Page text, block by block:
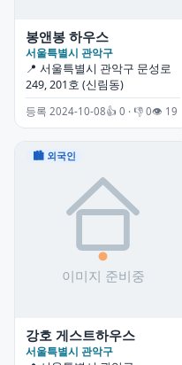
봉앤봉 하우스
서울특별시 관악구
📍 서울특별시 관악구 문성로
249, 201호 (신림동)
등록 2024-10-08👍 0 · 👎 0👁 19
🏙 외국인
강호 게스트하우스
서울특별시 관악구